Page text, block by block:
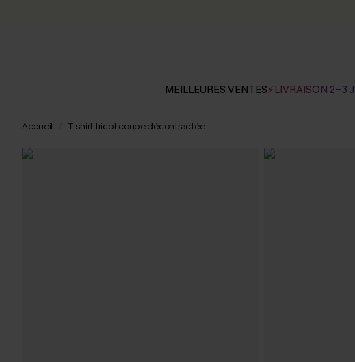
MEILLEURES VENTES⚡LIVRAISON 2-3 J
Accueil T-shirt tricot coupe décontractée